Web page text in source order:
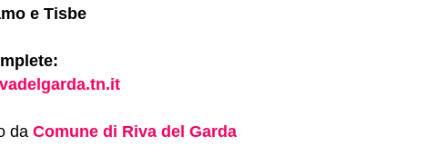
e Tisbe
da Comune di Riva del Garda